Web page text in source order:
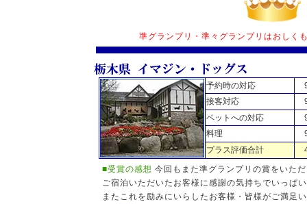
準グランプリ・準々グランプリはおしく
予約時の対応
接客対応
ペットへの対応
料理
プラス評価合計
■受賞の感想 今回もまた準グランプリの賞をいた
ご宿泊いただいたお客様に感謝の気持ちでいっぱ
またこれを励みにいらしたお客様・皆様がご満足